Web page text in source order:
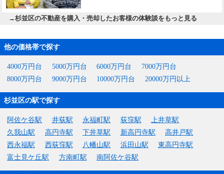
→杉並区の不動産を購入・売却したお客様の体験談をもっと見る
他の価格帯で探す
4000万円台 5000万円台 6000万円台
7000万円台
8000万円台
9000万円台 10000万円台 20000万円以上
杉並区の駅で探す
阿佐ケ谷駅 井荻駅 永福町駅 荻窪駅
上井草駅
久我山駅
高円寺駅 下井草駅 新高円寺駅
高井戸駅
西永福駅
西荻窪駅 八幡山駅 浜田山駅
東高円寺駅
富士見ケ丘駅
方南町駅 南阿佐ケ谷駅